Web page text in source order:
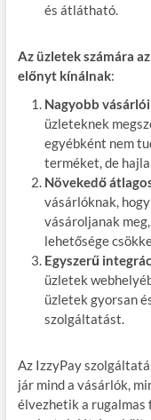
és átlátható.
Az üzletek számára
előnyt kínálnak:
Nagyobb
üzleteknek
egyébként nem
terméket, de
Növekedő
vásárlóknak,
vásároljanak
lehetősége
Egyszerű
üzletek
üzletek gyorsan
szolgáltatást.
Az IzzyPay
jár mind a vásárlók,
élvezhetik a